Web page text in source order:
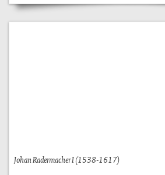
Johan Radermacher I (1538-1617)